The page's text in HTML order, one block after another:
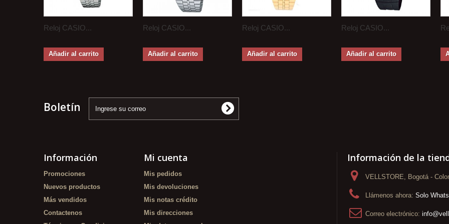
Reloj CASIO...
Añadir al carrito
Reloj CASIO...
Añadir al carrito
Reloj CASIO...
Añadir al carrito
Reloj CASIO...
Añadir al carrito
Boletín
Información
Promociones
Nuevos productos
Más vendidos
Contactenos
Mi cuenta
Mis pedidos
Mis devoluciones
Mis notas crédito
Mis direcciones
Información de la
VELLSTORE, Bogotá -
Llámenos ahora: Solo
Correo electrónico: